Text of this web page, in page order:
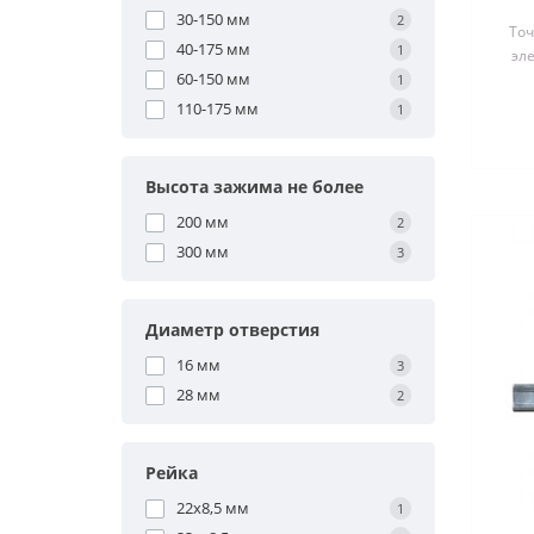
30-150 мм 2
40-175 мм 1
60-150 мм 1
110-175 мм 1
Высота зажима не более
200 мм 2
300 мм 3
Диаметр отверстия
16 мм 3
28 мм 2
Рейка
22x8,5 мм 1